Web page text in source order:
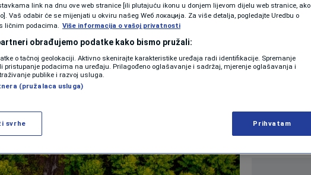
N1 SPECIJAL
FENOMENI
NEISTRAŽENO
VIRALNO
VIDEO
18:32 | NAUKA | 0 komentara
Više
link na dnu ove web stranice [ili plutajuću ikonu u donjem lijevom dijelu web stranice, ako
Vaš odabir će se mijenjati u okviru našeg Wеб локација. Za više detalja, pogledajte Uredbu o
ličnim podacima. Više informacija o vašoj privatnosti
obrađujemo podatke kako bismo pružali:
o tačnoj geolokaciji. Aktivno skenirajte karakteristike uređaja radi identifikacije. Spremanje
pristupanje podacima na uređaju. Prilagođeno oglašavanje i sadržaj, mjerenje oglašavanja i
publike i razvoj usluga.
(pružalaca usluga)
svrhe Prihvatam